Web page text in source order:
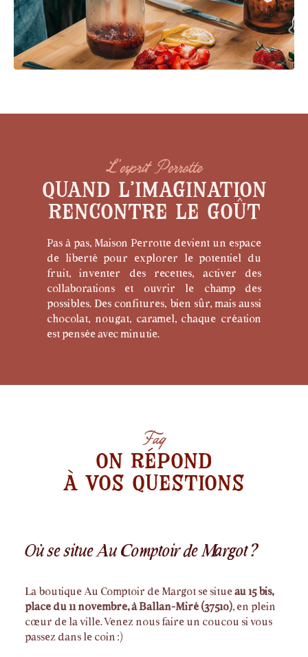
L’esprit Perrotte
Quand l’imagination
rencontre le goût
Pas à pas, Maison Perrotte devient un espace
de liberté pour explorer le potentiel du
fruit, inventer des recettes, activer des
collaborations et ouvrir le champ des
possibles. Des confitures, bien sûr, mais aussi
chocolat, nougat, caramel, chaque création
est pensée avec minutie.
Faq
On répond
à vos questions
Où se situe Au Comptoir de Margot ?
La boutique Au Comptoir de Margot se situeau 15 bis,
place du 11 novembre, à Ballan-Miré (37510), en plein
cœur de la ville. Venez nous faire un coucou si vous
passez dans le coin :)